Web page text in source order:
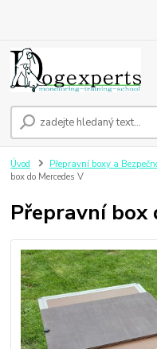
Úvod Přepravní boxy a
box do Mercedes V
Přepravní box